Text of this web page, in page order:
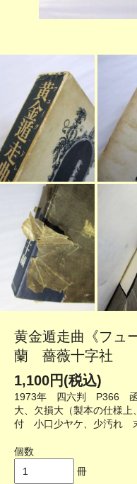
黄金遁走曲《フュ
蘭 薔薇十字社
1,100円(税込)
1973年 四六判 P366 函
大、欠損大（製本の仕様
付 小口少ヤケ、少汚れ
個数
冊